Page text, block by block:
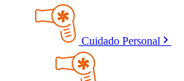
Cuidado Personal